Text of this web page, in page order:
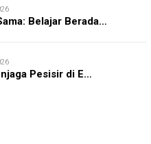
Belajar Berada…
Pesisir di E…